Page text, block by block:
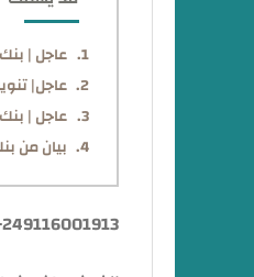
عاجل |
عاجل|
عاجل |
بيان من
249116001913+